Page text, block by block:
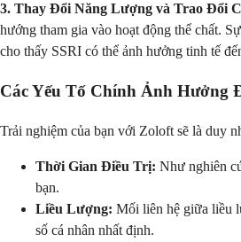
3. Thay Đổi Năng Lượng và Trao Đổi
hướng tham gia vào hoạt động thể chất.
cho thấy SSRI có thể ảnh hưởng tinh tế
Các Yếu Tố Chính Ảnh Hưởng
Trải nghiệm của bạn với Zoloft sẽ là duy
Thời Gian Điều Trị: Như nghiên
bạn.
Liều Lượng: Mối liên hệ giữa liều
số cá nhân nhất định.